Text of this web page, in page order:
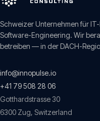
Schweizer Unternehmen für
Software-Engineering. Wir
betreiben — in der DACH-
info@innopulse.io
+41 79 508 28 06
Gotthardstrasse 30
6300 Zug, Switzerland